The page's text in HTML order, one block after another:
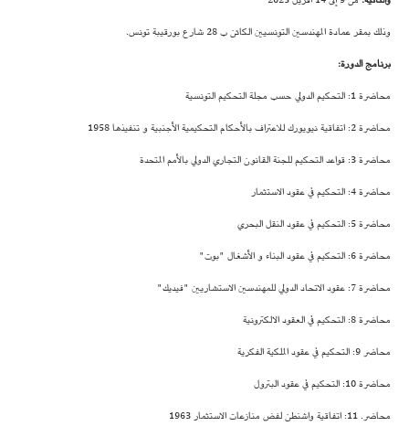
وذلك بمقر عمادة المهندسين التونسيين الكائن ب 28 شارع بورقيبة تونس.
برنامج الدورة:
محاضرة 1: التحكيم الدولي حسب مجلة التحكيم التونسية
محاضرة 2: اتفاقية نيويورك للاعتراف بالأحكام التحكيمية الأجنبية و تنفيذها 1958
محاضرة 3: قواعد التحكيم للجنة القانون التجاري الدولي بالأمم المتحدة
محاضرة 4: التحكيم في عقود الاستثمار
محاضرة 5: التحكيم في عقود النقل البحري
محاضرة 6: التحكيم في عقود البناء و الأشغال "بوت"
محاضرة 7: عقود الاتحاد الدولي للمهندسين الاستشاريين "فيديك"
محاضرة 8: التحكيم في العقود الالكترونية
محاضر 9: التحكيم في عقود الملكية الفكرية
محاضرة 10: التحكيم في عقود البترول
محاضر. 11: اتفاقية واشنطن لفض منازعات الاستثمار 1963